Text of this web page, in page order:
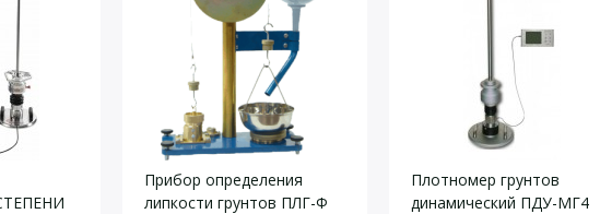
Прибор определения
липкости грунтов ПЛГ-Ф
Плотномер грунтов
динамический ПДУ-МГ4